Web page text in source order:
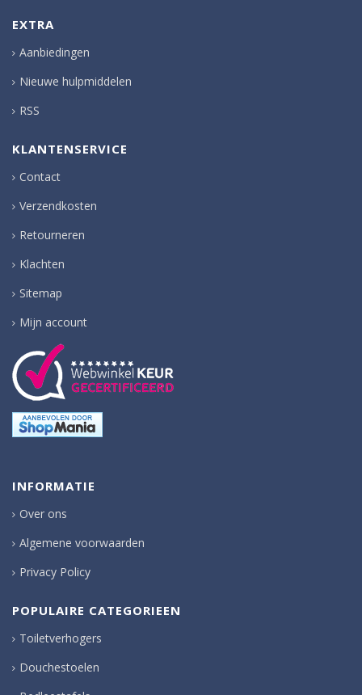
EXTRA
Aanbiedingen
Nieuwe hulpmiddelen
RSS
KLANTENSERVICE
Contact
Verzendkosten
Retourneren
Klachten
Sitemap
Mijn account
INFORMATIE
Over ons
Algemene voorwaarden
Privacy Policy
POPULAIRE CATEGORIEEN
Toiletverhogers
Douchestoelen